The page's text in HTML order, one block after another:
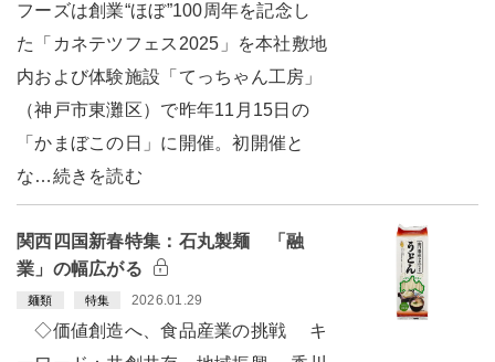
フーズは創業“ほぼ”100周年を記念し
た「カネテツフェス2025」を本社敷地
内および体験施設「てっちゃん工房」
（神戸市東灘区）で昨年11月15日の
「かまぼこの日」に開催。初開催と
な…続きを読む
関西四国新春特集：石丸製麺 「融
業」の幅広がる
麺類 特集 2026.01.29
◇価値創造へ、食品産業の挑戦 キ